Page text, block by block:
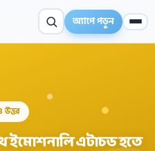
অ্যাপে পড়ুন
উত্তর
ইমোশনালি এটাচড হতে